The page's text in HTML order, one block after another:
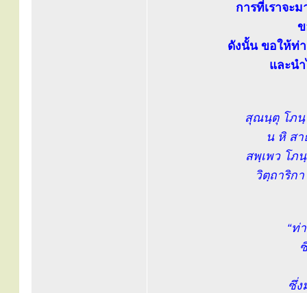
การที่เราจะ
ข
ดังนั้น ขอให้ท่
และน
สุณนฺตุ โภนฺ
น หิ ส
สพฺเพว โภ
วิตฺถาริก
“ท่
ซึ่ง